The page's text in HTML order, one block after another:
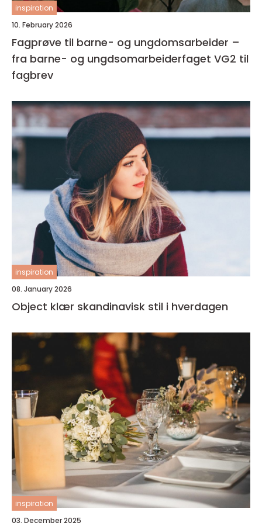
inspiration
10. February 2026
Fagprøve til barne- og ungdomsarbeider –
fra barne- og ungdsomarbeiderfaget VG2 til
fagbrev
inspiration
08. January 2026
Object klær skandinavisk stil i hverdagen
inspiration
03. December 2025